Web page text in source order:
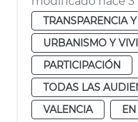
TRANSPARENCIA
URBANISMO Y
PARTICIPACIÓN
TODAS LAS
VALENCIA